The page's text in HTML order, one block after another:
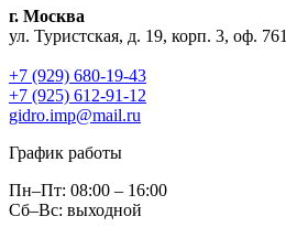
г. Москва
ул. Туристская, д. 19, корп. 3, оф. 761
+7 (929) 680-19-43
+7 (925) 612-91-12
gidro.imp@mail.ru
График работы
Пн–Пт: 08:00 – 16:00
Сб–Вс: выходной